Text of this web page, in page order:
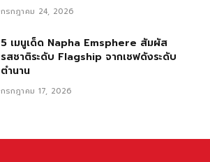
กรกฎาคม 24, 2026
5 เมนูเด็ด Napha Emsphere สัมผัส
รสชาติระดับ Flagship จากเชฟดังระดับ
ตำนาน
กรกฎาคม 17, 2026